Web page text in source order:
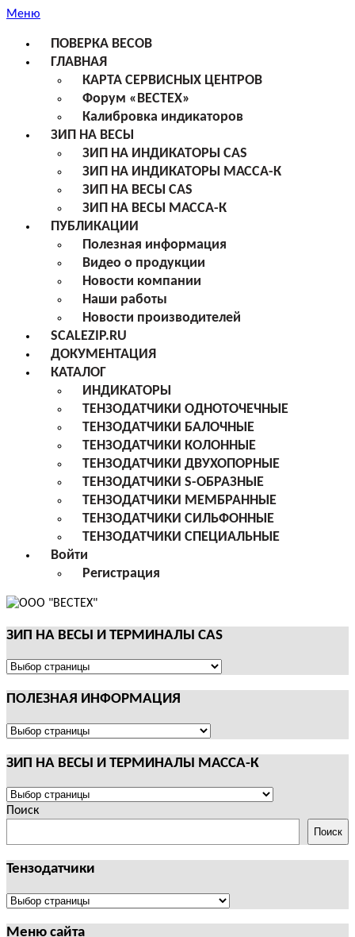
Меню
ПОВЕРКА ВЕСОВ
ГЛАВНАЯ
КАРТА СЕРВИСНЫХ ЦЕНТРОВ
Форум «ВЕСТЕХ»
Калибровка индикаторов
ЗИП НА ВЕСЫ
ЗИП НА ИНДИКАТОРЫ CAS
ЗИП НА ИНДИКАТОРЫ МАССА-К
ЗИП НА ВЕСЫ CAS
ЗИП НА ВЕСЫ МАССА-К
ПУБЛИКАЦИИ
Полезная информация
Видео о продукции
Новости компании
Наши работы
Новости производителей
SCALEZIP.RU
ДОКУМЕНТАЦИЯ
КАТАЛОГ
ИНДИКАТОРЫ
ТЕНЗОДАТЧИКИ ОДНОТОЧЕЧНЫЕ
ТЕНЗОДАТЧИКИ БАЛОЧНЫЕ
ТЕНЗОДАТЧИКИ КОЛОННЫЕ
ТЕНЗОДАТЧИКИ ДВУХОПОРНЫЕ
ТЕНЗОДАТЧИКИ S-ОБРАЗНЫЕ
ТЕНЗОДАТЧИКИ МЕМБРАННЫЕ
ТЕНЗОДАТЧИКИ СИЛЬФОННЫЕ
ТЕНЗОДАТЧИКИ СПЕЦИАЛЬНЫЕ
Войти
Регистрация
ЗИП НА ВЕСЫ И ТЕРМИНАЛЫ CAS
ЗИП
ВЕСЫ
ТЕРМИНАЛЫ
ПОЛЕЗНАЯ ИНФОРМАЦИЯ
ПОЛЕЗНАЯ
ЗИП НА ВЕСЫ И ТЕРМИНАЛЫ МАССА-К
ЗИП
НА
И
ТЕРМИНАЛЫ
МАССА-
Поиск
Поиск
Тензодатчики
Тензодатчики
Меню сайта